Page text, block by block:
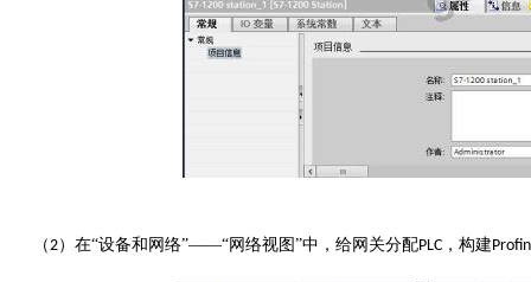
（2）在“设备和网络”——“网络视图”中，给网关分配PLC ， 构建P